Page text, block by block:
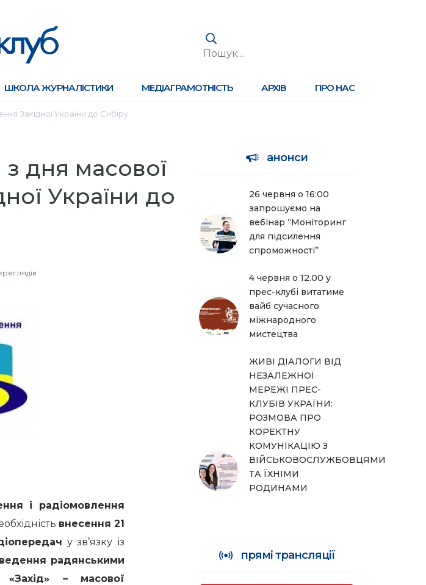
ШКОЛА ЖУРНАЛІСТИКИ МЕДІАГРАМОТНІСТЬ АРХІВ ПРО НАС
Західної України до Сибіру
дня масової
України до
і радіомовлення
внесення 21
у зв’язку із
радянськими
«Захід» – масової
анонси
26 червня о 16:00
запрошуємо на
вебінар “Моніторинг
для підсилення
спроможності”
4 червня о 12.00 у
прес-клубі витатиме
вайб сучасного
міжнародного
мистецтва
ЖИВІ ДІАЛОГИ ВІД
НЕЗАЛЕЖНОЇ
МЕРЕЖІ ПРЕС-
КЛУБІВ УКРАЇНИ:
РОЗМОВА ПРО
КОРЕКТНУ
КОМУНІКАЦІЮ З
ВІЙСЬКОВОСЛУЖБОВЦЯМИ
ТА ЇХНІМИ
РОДИНАМИ
прямі трансляції